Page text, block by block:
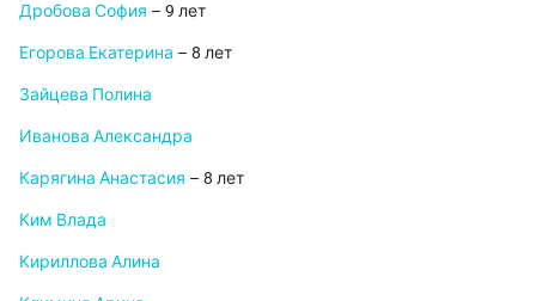
Дробова София – 9 лет
Егорова Екатерина – 8 лет
Зайцева Полина
Иванова Александра
Карягина Анастасия – 8 лет
Ким Влада
Кириллова Алина